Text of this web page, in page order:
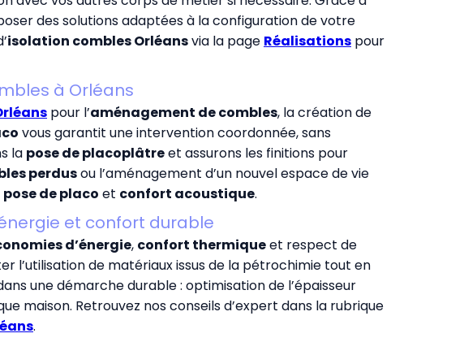
des solutions adaptées à la configuration de votre
isolation combles Orléansvia la page Réalisations pour
à Orléans
pour l’aménagement de combles, la création de
vous garantit une intervention coordonnée, sans
la pose de placoplâtreet assurons les finitions pour
perdusou l’aménagement d’un nouvel espace de vie
pose de placo et confort acoustique.
et confort durable
d’énergie, confort thermiqueet respect de
l’utilisation de matériaux issus de la pétrochimie tout en
une démarche durable : optimisation de l’épaisseur
maison. Retrouvez nos conseils d’expert dans la rubrique
.